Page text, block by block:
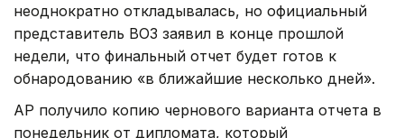
неоднократно откладывалась, но официальный
представитель ВОЗ заявил в конце прошлой
недели, что финальный отчет будет готов к
обнародованию «в ближайшие несколько дней».
AP получило копию чернового варианта отчета в
понедельник от дипломата, который